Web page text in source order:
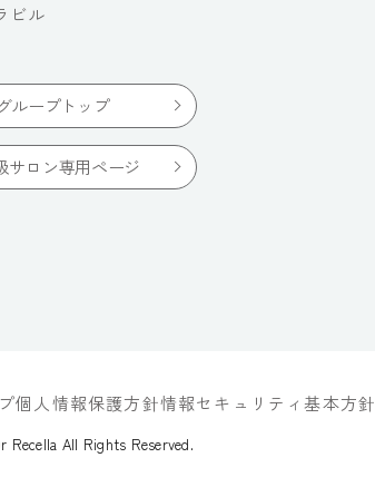
ビル
ループトップ
サロン専用ページ
個人情報保護方針情報セキュリティ基本方針
All Rights Reserved.